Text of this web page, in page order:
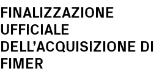
FINALIZZAZIONE
UFFICIALE
DELL’ACQUISIZIONE DI
FIMER